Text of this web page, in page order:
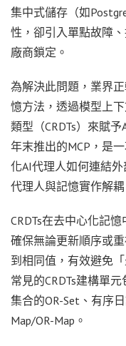
集中式儲存（如
性，卻引入單點故障
廠商鎖定。
為解決此問題，業界
憶方法，透過模型上
類型（CRDTs）來賦
年末推出的MCP，是
化AI代理人如何連結
代理人與記憶實作解耦
CRDTs在去中心化記
確保無論更新順序或
到相同值，有效避免
常見的CRDTs建構單
集合的OR-Set、有序
Map/OR-Map。